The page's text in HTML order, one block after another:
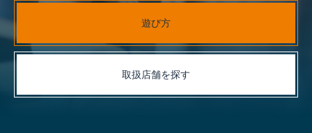
遊び方
取扱店舗を探す